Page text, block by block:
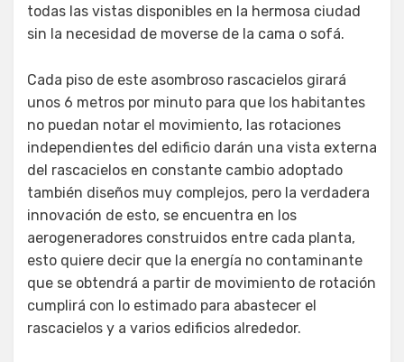
todas las vistas disponibles en la hermosa ciudad
sin la necesidad de moverse de la cama o sofá.
Cada piso de este asombroso rascacielos girará
unos 6 metros por minuto para que los habitantes
no puedan notar el movimiento, las rotaciones
independientes del edificio darán una vista externa
del rascacielos en constante cambio adoptado
también diseños muy complejos, pero la verdadera
innovación de esto, se encuentra en los
aerogeneradores construidos entre cada planta,
esto quiere decir que la energía no contaminante
que se obtendrá a partir de movimiento de rotación
cumplirá con lo estimado para abastecer el
rascacielos y a varios edificios alrededor.